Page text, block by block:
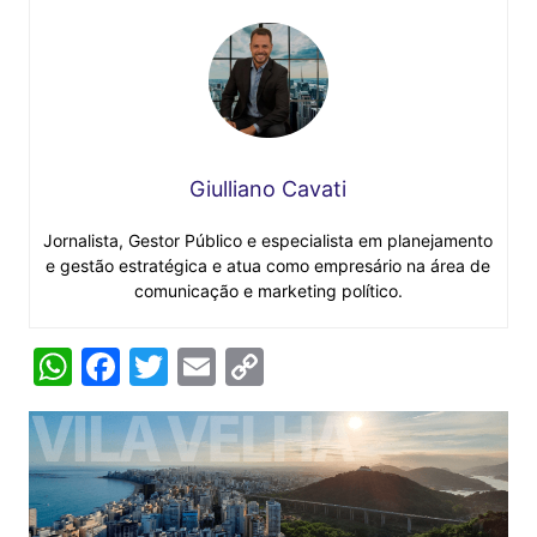
Giulliano Cavati
Jornalista, Gestor Público e especialista em planejamento
e gestão estratégica e atua como empresário na área de
comunicação e marketing político.
W
h
at
s
A
F
a
c
e
b
T
w
itt
er
E
m
ai
l
C
o
p
y
Li